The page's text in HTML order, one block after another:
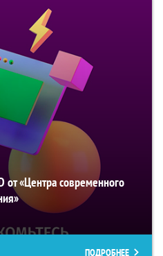
от «Центра современного
ПОДРОБНЕЕ